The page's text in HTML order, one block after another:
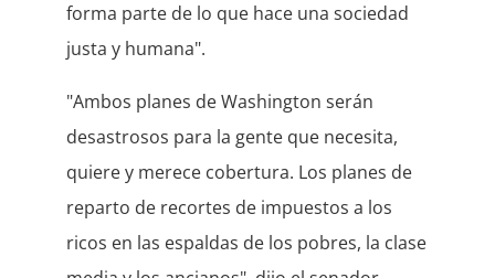
forma parte de lo que hace una sociedad
justa y humana".
"Ambos planes de Washington serán
desastrosos para la gente que necesita,
quiere y merece cobertura. Los planes de
reparto de recortes de impuestos a los
ricos en las espaldas de los pobres, la clase